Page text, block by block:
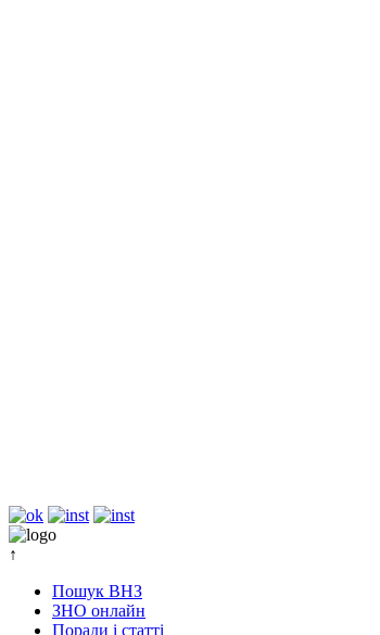
↑
Пошук ВНЗ
ЗНО онлайн
Поради і статті